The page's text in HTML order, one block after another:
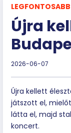
Újra
2026-06-07
Újra kellett
játszott el,
látta el, majd
koncert.